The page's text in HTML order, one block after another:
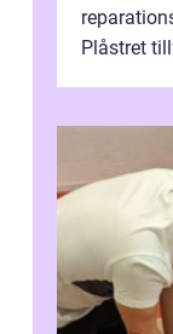
Plåstret